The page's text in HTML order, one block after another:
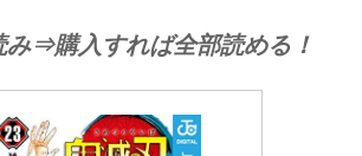
み⇒購入すれば全部読める！